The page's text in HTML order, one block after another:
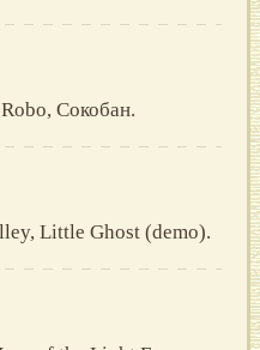
Сокобан.
Little Ghost (demo).